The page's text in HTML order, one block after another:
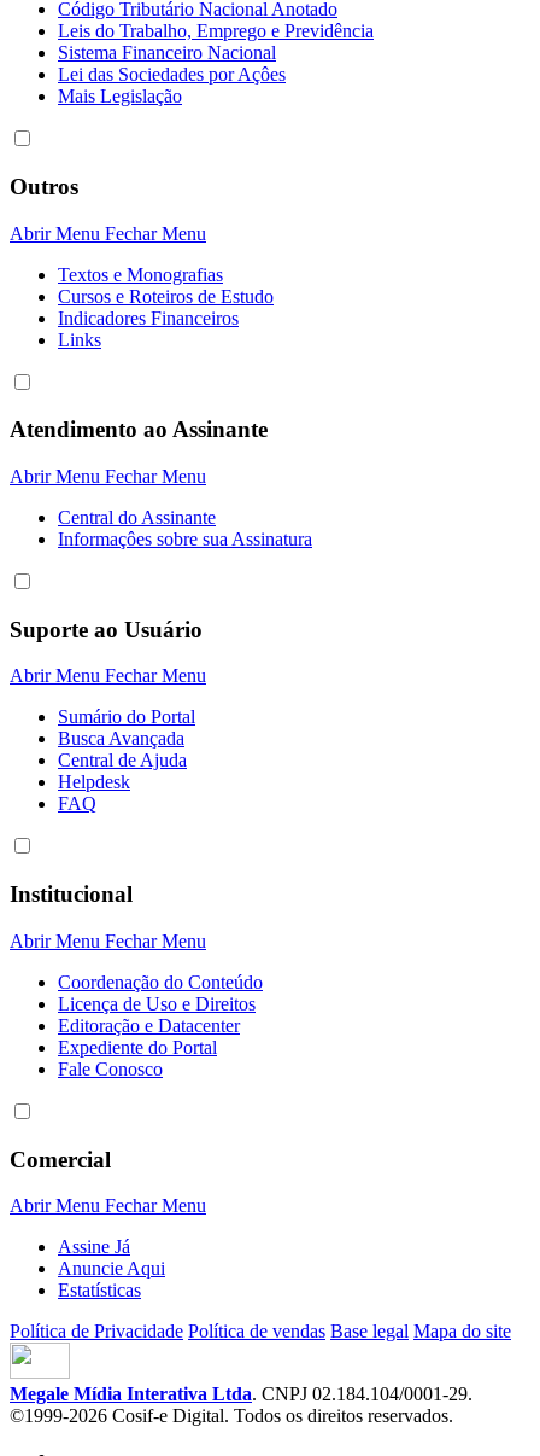
Código Tributário Nacional Anotado
Leis do Trabalho, Emprego e Previdência
Sistema Financeiro Nacional
Lei das Sociedades por Açôes
Mais Legislação
Outros
Abrir Menu Fechar Menu
Textos e Monografias
Cursos e Roteiros de Estudo
Indicadores Financeiros
Links
Atendimento ao Assinante
Abrir Menu Fechar Menu
Central do Assinante
Informaçôes sobre sua Assinatura
Suporte ao Usuário
Abrir Menu Fechar Menu
Sumário do Portal
Busca Avançada
Central de Ajuda
Helpdesk
FAQ
Institucional
Abrir Menu Fechar Menu
Coordenação do Conteúdo
Licença de Uso e Direitos
Editoração e Datacenter
Expediente do Portal
Fale Conosco
Comercial
Abrir Menu Fechar Menu
Assine Já
Anuncie Aqui
Estatísticas
Política de Privacidade Política de vendas Base legal Mapa do site
Megale Mídia Interativa Ltda. CNPJ 02.184.104/0001-29.
©1999-2026 Cosif-e Digital. Todos os direitos reservados.